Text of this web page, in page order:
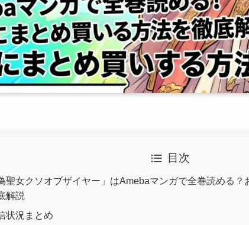
目次
聖女クソオブザイヤー」はAmebaマンガで全巻読める
解説
状況まとめ